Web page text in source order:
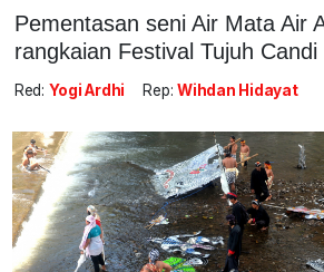
Pementasan seni Air Mata Air
rangkaian Festival Tujuh Candi
Red: Yogi Ardhi Rep: Wihdan Hidayat